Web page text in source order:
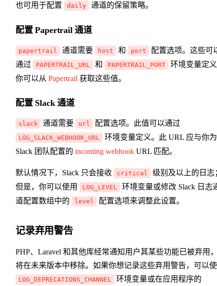
也可用于配置
daily 通道的保留策略。
配置 Papertrail 通道
papertrail 通道需要 host 和 port
配置选项。这些可
通过
PAPERTRAIL_URL 和 PAPERTRAIL_PORT
环境变量定
你可以从 Papertrail 获取这些值。
配置 Slack 通道
slack 通道需要 url 配置选项。此值可以通过
LOG_SLACK_WEBHOOK_URL
环境变量定义。此 URL 应与你为
Slack 团队配置的 incoming webhook URL 匹配。
默认情况下，Slack 只会接收 critical
级别及以上的日志
但是，你可以使用
LOG_LEVEL
环境变量或修改 Slack 日志
道配置数组中的
level 配置选项来调整此设置。
记录弃用警告
PHP、Laravel 和其他库经常通知用户其某些功能已被弃用
将在未来版本中移除。如果你想记录这些弃用警告，可以
LOG_DEPRECATIONS_CHANNEL 环境变量或在应用程序的